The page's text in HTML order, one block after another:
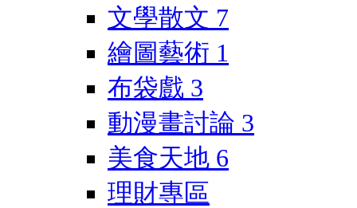
文學散文 7
繪圖藝術 1
布袋戲 3
動漫畫討論 3
美食天地 6
理財專區